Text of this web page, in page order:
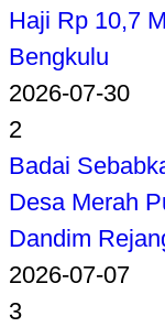
Haji Rp 10,7
Bengkulu
2026-07-30
2
Badai
Desa Merah
Dandim
2026-07-07
3